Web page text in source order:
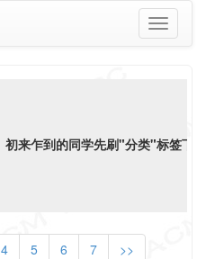
Toggle
初来乍到的同学先刷"分类"标签下"
4 5 6 7 >>